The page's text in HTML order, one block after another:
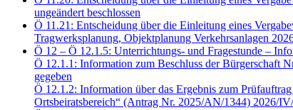
ungeändert beschlossen
Ö 11.21: Entscheidung über die Einleitung eines
Tragwerksplanung, Objektplanung Verkehrsanlagen
Ö 12 – Ö 12.1.5: Unterrichtungs- und Fragestunde –
Ö 12.1.1: Information zum Beschluss der Bürgerschaft
gegeben
Ö 12.1.2: Information über das Ergebnis zum
Ortsbeiratsbereich“ (Antrag Nr. 2025/AN/1344) 2026/